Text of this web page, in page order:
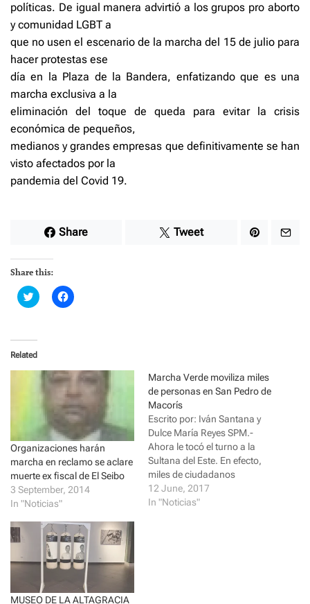
políticas. De igual manera advirtió a los grupos pro aborto
y comunidad LGBT a
que no usen el escenario de la marcha del 15 de julio para
hacer protestas ese
día en la Plaza de la Bandera, enfatizando que es una
marcha exclusiva a la
eliminación del toque de queda para evitar la crisis
económica de pequeños,
medianos y grandes empresas que definitivamente se han
visto afectados por la
pandemia del Covid 19.
Share Tweet
Share this:
C
l
t
o
s
w
i
t
t
e
r
(
O
p
e
n
e
w
i
n
C
l
a
e
o
n
F
c
e
b
o
o
k
(
e
s
i
n
n
w
i
Related
Organizaciones harán
marcha en reclamo se aclare
muerte ex fiscal de El Seibo
3 September, 2014
In "Noticias"
Marcha Verde moviliza miles
de personas en San Pedro de
Macorís
Escrito por: Iván Santana y
Dulce María Reyes SPM.-
Ahora le tocó el turno a la
Sultana del Este. En efecto,
miles de ciudadanos
caminaron a pie en la
mañana de este domingo, en
12 June, 2017
In "Noticias"
MUSEO DE LA ALTAGRACIA